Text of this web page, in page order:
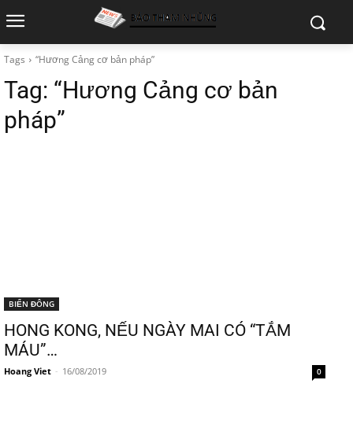
Tags “Hương Cảng cơ bản pháp”
Tag: “Hương Cảng cơ bản
pháp”
BIỂN ĐÔNG
HONG KONG, NẾU NGÀY MAI CÓ “TẮM
MÁU”…
Hoang Viet - 16/08/2019 0